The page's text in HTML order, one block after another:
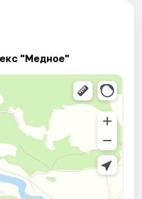
"Медное"